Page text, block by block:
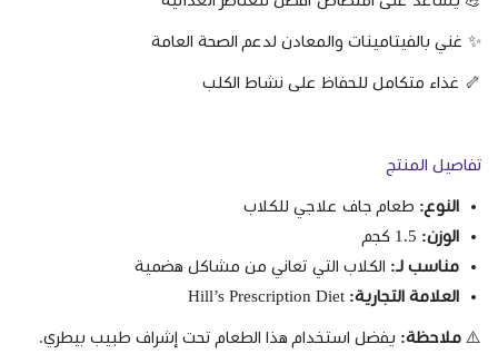
✨ غني بالفيتامينات والمعادن لدعم الصحة العامة
🦴 غذاء متكامل للحفاظ على نشاط الكلب
تفاصيل المنتج
النوع: طعام جاف علاجي للكلاب
الوزن:
مناسب لـ: الكلاب التي تعاني من مشاكل هضمية
العلامة التجارية:
⚠️ ملاحظة: يفضل استخدام هذا الطعام تحت إشراف طبيب بيطري.